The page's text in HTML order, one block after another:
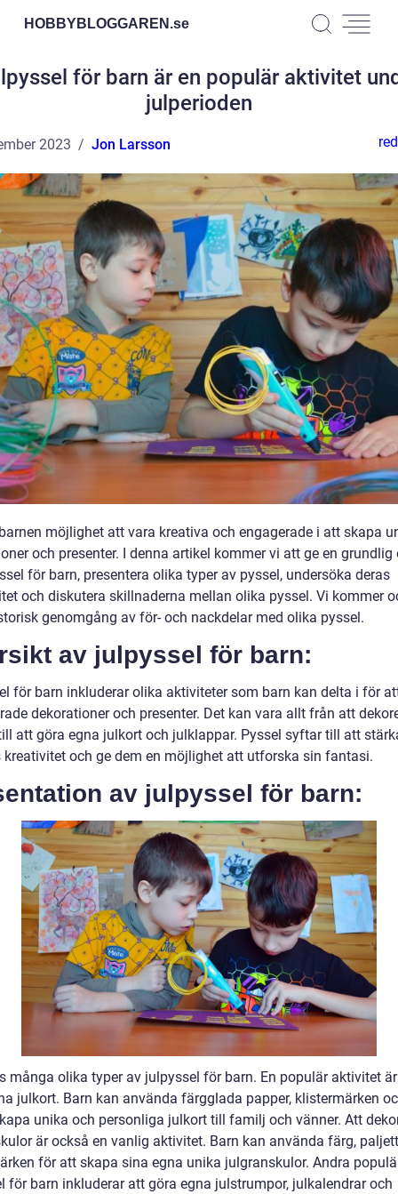
HOBBYBLOGGAREN.se
för barn är en populär aktivitet
julperioden
2023 Jon Larsson
möjlighet att vara kreativa och engagerade i att skapa
och presenter. I denna artikel kommer vi att ge en grundlig
för barn, presentera olika typer av pyssel, undersöka deras
och diskutera skillnaderna mellan olika pyssel. Vi kommer
genomgång av för- och nackdelar med olika pyssel.
av julpyssel för barn:
för barn inkluderar olika aktiviteter som barn kan delta i för
dekorationer och presenter. Det kan vara allt från att
att göra egna julkort och julklappar. Pyssel syftar till att
kreativitet och ge dem en möjlighet att utforska sin fantasi.
av julpyssel för barn:
många olika typer av julpyssel för barn. En populär aktivitet
julkort. Barn kan använda färgglada papper, klistermärken
unika och personliga julkort till familj och vänner. Att
är också en vanlig aktivitet. Barn kan använda färg,
för att skapa sina egna unika julgranskulor. Andra
för barn inkluderar att göra egna julstrumpor, julkalendrar och